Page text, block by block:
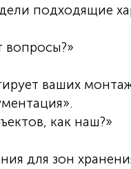
подходящие
вопросы?»
ваших
как наш?»
для зон